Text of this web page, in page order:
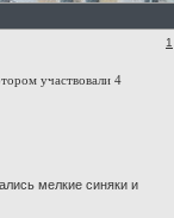
1
участвовали 4
мелкие синяки и